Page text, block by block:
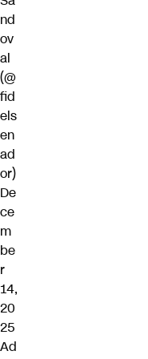
nd
ov
al
(@
fid
els
en
ad
or)
De
ce
m
be
r
14,
20
25
Ad